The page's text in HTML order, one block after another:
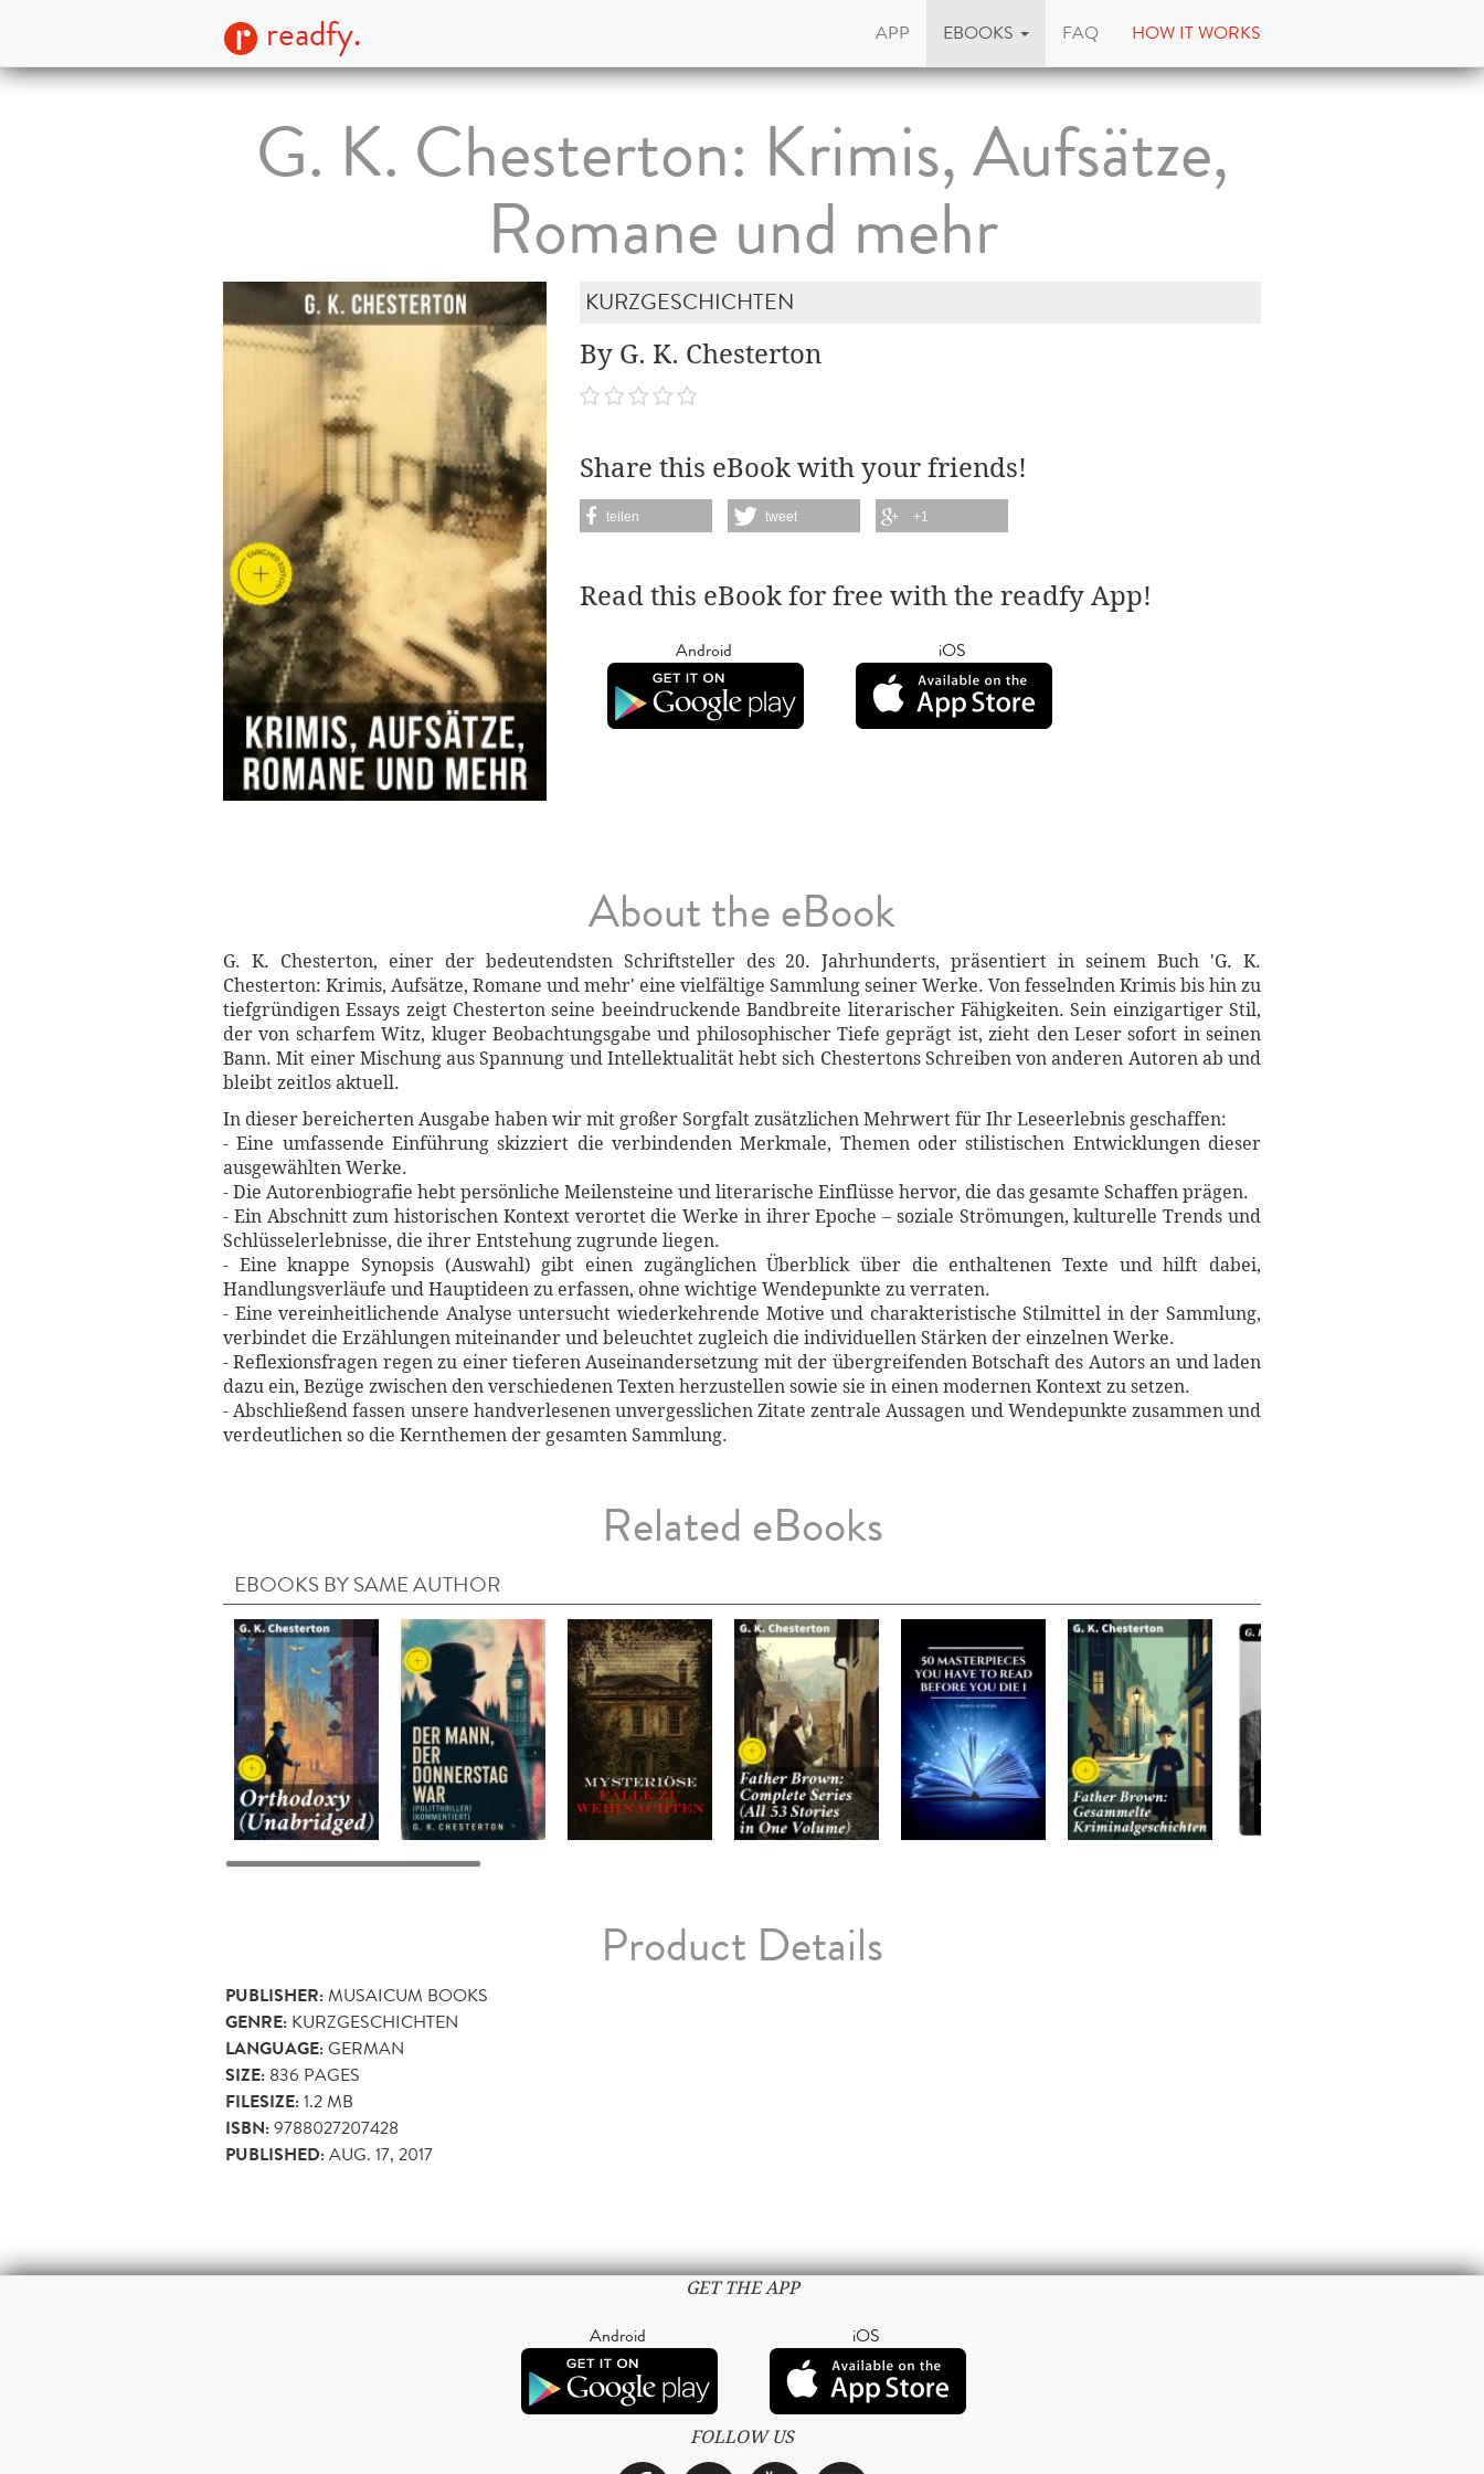
readfy. APP EBOOKS FAQ HOW IT WORKS
G. K. Chesterton: Krimis, Aufsätze,
Romane und mehr
KURZGESCHICHTEN
By G. K. Chesterton
Share this eBook with your friends!
teilen tweet +1
Read this eBook for free with the readfy App!
Android iOS
About the eBook
G. K. Chesterton, einer der bedeutendsten Schriftsteller des 20. Jahrhunderts, präsentiert in seinem Buch 'G. K.
Chesterton: Krimis, Aufsätze, Romane und mehr' eine vielfältige Sammlung seiner Werke. Von fesselnden Krimis bis hin zu
tiefgründigen Essays zeigt Chesterton seine beeindruckende Bandbreite literarischer Fähigkeiten. Sein einzigartiger Stil,
der von scharfem Witz, kluger Beobachtungsgabe und philosophischer Tiefe geprägt ist, zieht den Leser sofort in seinen
Bann. Mit einer Mischung aus Spannung und Intellektualität hebt sich Chestertons Schreiben von anderen Autoren ab und
bleibt zeitlos aktuell.
In dieser bereicherten Ausgabe haben wir mit großer Sorgfalt zusätzlichen Mehrwert für Ihr Leseerlebnis geschaffen:
- Eine umfassende Einführung skizziert die verbindenden Merkmale, Themen oder stilistischen Entwicklungen dieser
ausgewählten Werke.
- Die Autorenbiografie hebt persönliche Meilensteine und literarische Einflüsse hervor, die das gesamte Schaffen prägen.
- Ein Abschnitt zum historischen Kontext verortet die Werke in ihrer Epoche – soziale Strömungen, kulturelle Trends und
Schlüsselerlebnisse, die ihrer Entstehung zugrunde liegen.
- Eine knappe Synopsis (Auswahl) gibt einen zugänglichen Überblick über die enthaltenen Texte und hilft dabei,
Handlungsverläufe und Hauptideen zu erfassen, ohne wichtige Wendepunkte zu verraten.
- Eine vereinheitlichende Analyse untersucht wiederkehrende Motive und charakteristische Stilmittel in der Sammlung,
verbindet die Erzählungen miteinander und beleuchtet zugleich die individuellen Stärken der einzelnen Werke.
- Reflexionsfragen regen zu einer tieferen Auseinandersetzung mit der übergreifenden Botschaft des Autors an und laden
dazu ein, Bezüge zwischen den verschiedenen Texten herzustellen sowie sie in einen modernen Kontext zu setzen.
- Abschließend fassen unsere handverlesenen unvergesslichen Zitate zentrale Aussagen und Wendepunkte zusammen und
verdeutlichen so die Kernthemen der gesamten Sammlung.
Related eBooks
EBOOKS BY SAME AUTHOR
Product Details
PUBLISHER:MUSAICUM BOOKS
GENRE: KURZGESCHICHTEN
LANGUAGE:GERMAN
SIZE: 836 PAGES
FILESIZE:1.2 MB
ISBN:9788027207428
PUBLISHED:AUG. 17, 2017
GET THE APP
Android iOS
FOLLOW US